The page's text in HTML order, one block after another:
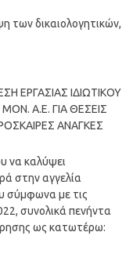
των δικαιολογητικών,
ΕΡΓΑΣΙΑΣ ΙΔΙΩΤΙΚΟΥ
Α.Ε. ΓΙΑ ΘΕΣΕΙΣ
ΑΝΑΓΚΕΣ
να καλύψει
στην αγγελία
σύμφωνα με τις
συνολικά πενήντα
ως κατωτέρω: